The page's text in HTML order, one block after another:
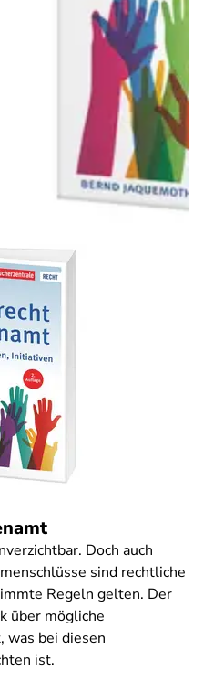
Doch auch
sind rechtliche
Regeln gelten. Der
über mögliche
was bei diesen
ist.